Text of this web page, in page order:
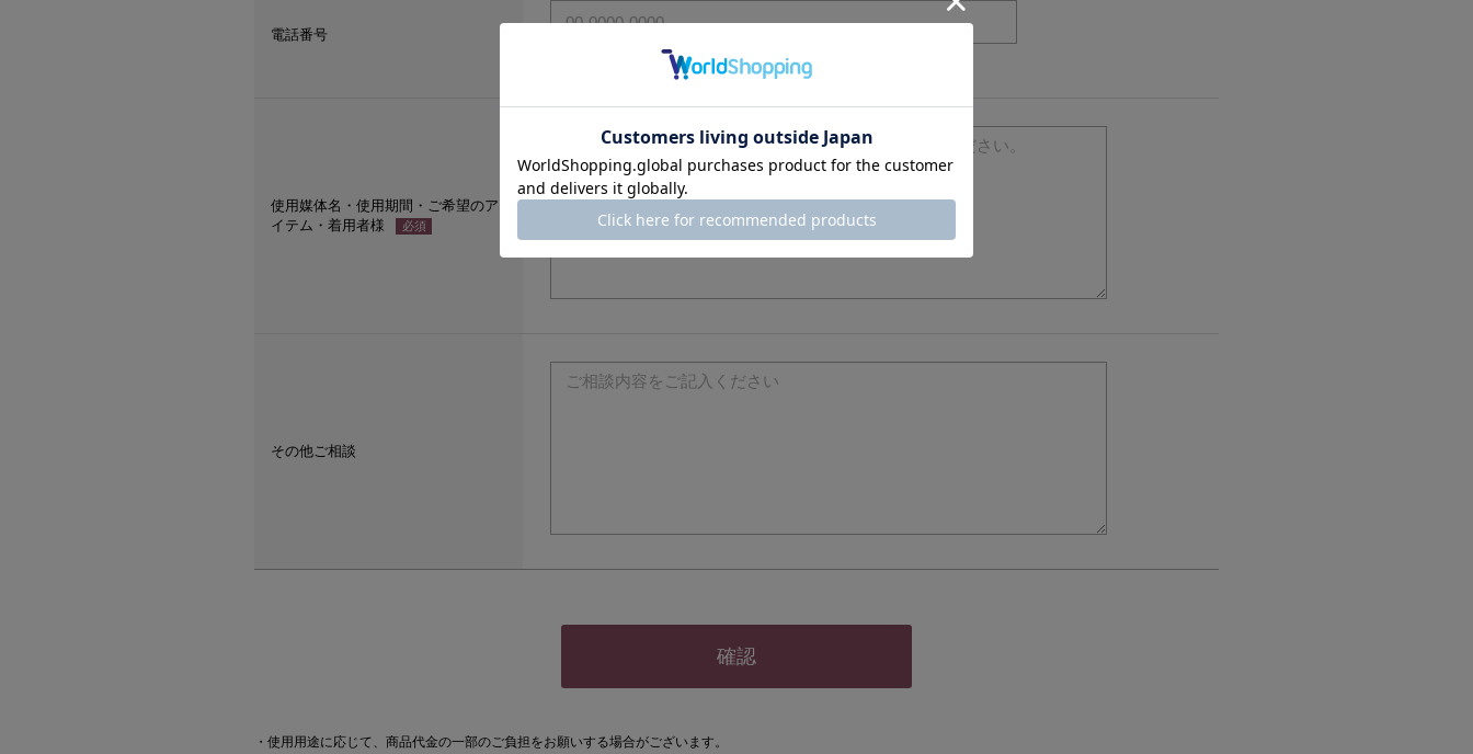
電話番号
半角で入力してください
使用媒体名・使用期間・ご希望のア
イテム・着用者様
必須
その他ご相談
・使用用途に応じて、商品代金の一部のご負担をお願いする場合がございます。